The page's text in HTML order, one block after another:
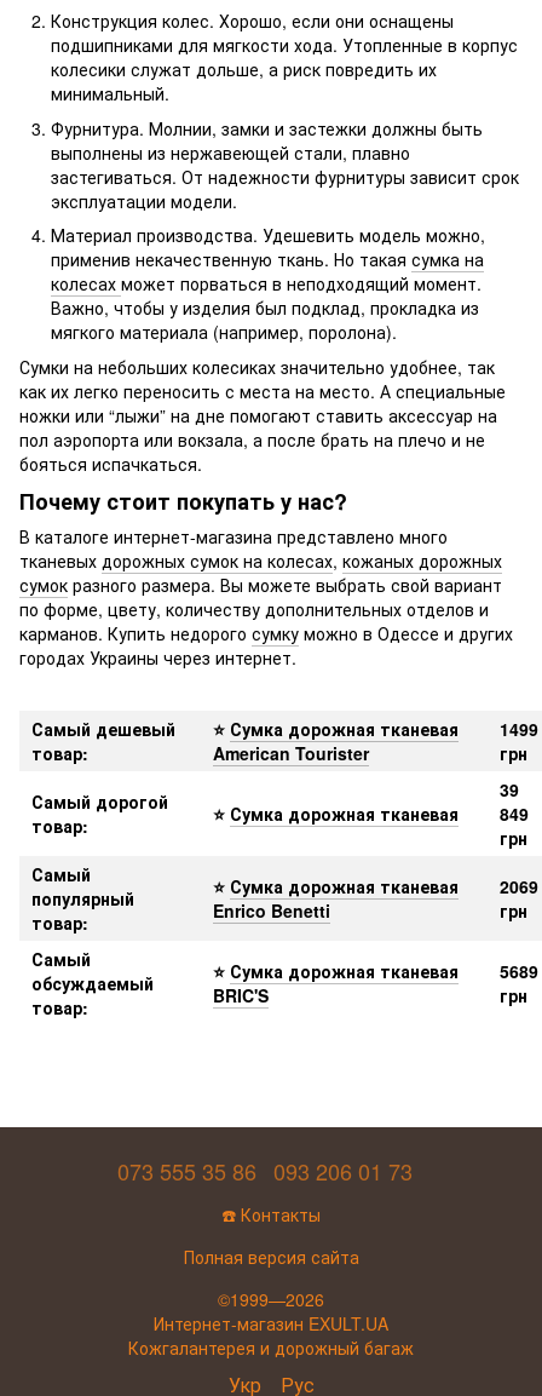
Конструкция колес. Хорошо, если они оснащены
подшипниками для мягкости хода. Утопленные в корпус
колесики служат дольше, а риск повредить их
минимальный.
Фурнитура. Молнии, замки и застежки должны быть
выполнены из нержавеющей стали, плавно
застегиваться. От надежности фурнитуры зависит срок
эксплуатации модели.
Материал производства. Удешевить модель можно,
применив некачественную ткань. Но такая сумка на
колесах может порваться в неподходящий момент.
Важно, чтобы у изделия был подклад, прокладка из
мягкого материала (например, поролона).
Сумки на небольших колесиках значительно удобнее, так
как их легко переносить с места на место. А специальные
ножки или “лыжи” на дне помогают ставить аксессуар на
пол аэропорта или вокзала, а после брать на плечо и не
бояться испачкаться.
Почему стоит покупать у нас?
В каталоге интернет-магазина представлено много
тканевых дорожных сумок на колесах, кожаных дорожных
сумок разного размера. Вы можете выбрать свой вариант
по форме, цвету, количеству дополнительных отделов и
карманов. Купить недорого сумку можно в Одессе и других
городах Украины через интернет.
Самый дешевый
товар:
⭐ Сумка дорожная тканевая
American Tourister
1499
грн
Самый дорогой
товар:
⭐ Сумка дорожная тканевая
39
849
грн
Самый
популярный
товар:
⭐ Сумка дорожная тканевая
Enrico Benetti
2069
грн
Самый
обсуждаемый
товар:
⭐ Сумка дорожная тканевая
BRIC'S
5689
грн
073 555 35 86 093 206 01 73
☎️ Контакты
Полная версия сайта
©1999—2026
Интернет-магазин EXULT.UA
Кожгалантерея и дорожный багаж
Укр Рус